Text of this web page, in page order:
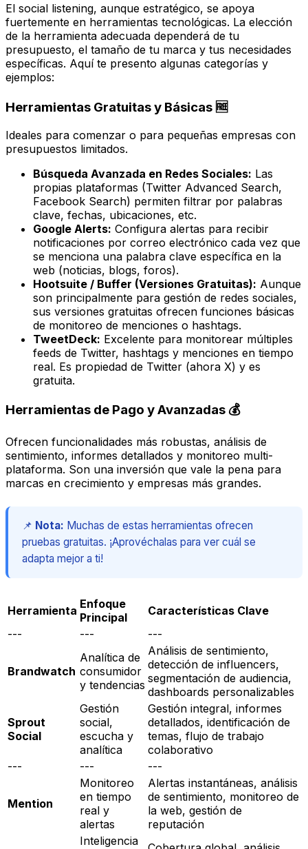
El social listening, aunque estratégico, se apoya
fuertemente en herramientas tecnológicas. La elección
de la herramienta adecuada dependerá de tu
presupuesto, el tamaño de tu marca y tus necesidades
específicas. Aquí te presento algunas categorías y
ejemplos:
Herramientas Gratuitas y Básicas 🆓
Ideales para comenzar o para pequeñas empresas con
presupuestos limitados.
Búsqueda Avanzada en Redes Sociales: Las
propias plataformas (Twitter Advanced Search,
Facebook Search) permiten filtrar por palabras
clave, fechas, ubicaciones, etc.
Google Alerts: Configura alertas para recibir
notificaciones por correo electrónico cada vez que
se menciona una palabra clave específica en la
web (noticias, blogs, foros).
Hootsuite / Buffer (Versiones Gratuitas): Aunque
son principalmente para gestión de redes sociales,
sus versiones gratuitas ofrecen funciones básicas
de monitoreo de menciones o hashtags.
TweetDeck: Excelente para monitorear múltiples
feeds de Twitter, hashtags y menciones en tiempo
real. Es propiedad de Twitter (ahora X) y es
gratuita.
Herramientas de Pago y Avanzadas 💰
Ofrecen funcionalidades más robustas, análisis de
sentimiento, informes detallados y monitoreo multi-
plataforma. Son una inversión que vale la pena para
marcas en crecimiento y empresas más grandes.
📌 Nota: Muchas de estas herramientas ofrecen
pruebas gratuitas. ¡Aprovéchalas para ver cuál se
adapta mejor a ti!
Herramienta Enfoque
Principal
Características Clave
---
--- ---
Brandwatch
Analítica de
consumidor
y tendencias
Análisis de sentimiento,
detección de influencers,
segmentación de audiencia,
dashboards personalizables
Sprout
Social
Gestión
social,
escucha y
analítica
Gestión integral, informes
detallados, identificación de
temas, flujo de trabajo
colaborativo
---
--- ---
Mention
Monitoreo
en tiempo
real y
alertas
Alertas instantáneas, análisis
de sentimiento, monitoreo de
la web, gestión de
reputación
Inteligencia